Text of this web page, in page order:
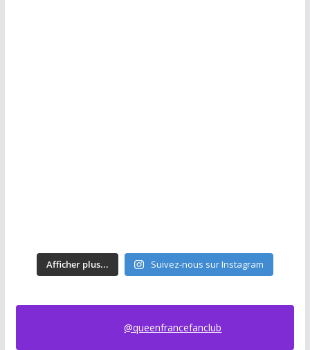
Afficher plus... Suivez-nous sur Instagram
@queenfrancefanclub